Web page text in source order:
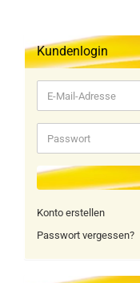
Kundenlogin
E-
Mail-
Adresse
Passwort
Konto erstellen
Passwort vergessen?